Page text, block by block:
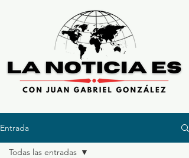
Entrada
Todas las entradas